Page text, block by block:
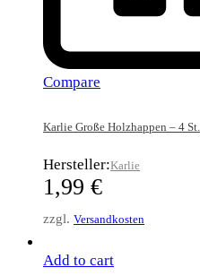
Compare
Karlie Große Holzhappen – 4 St.
Hersteller:Karlie
1,99 €
zzgl. Versandkosten
Add to cart